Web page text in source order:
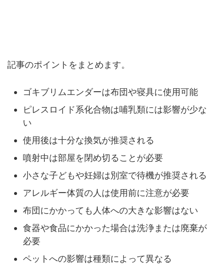
記事のポイントをまとめます。
ゴキブリムエンダーは布団や寝具に使用可能
ピレスロイド系化合物は哺乳類には影響が少な
い
使用後は十分な換気が推奨される
噴射中は部屋を閉め切ることが必要
小さな子どもや妊婦は別室で待機が推奨される
アレルギー体質の人は使用前に注意が必要
布団にかかっても人体への大きな影響はない
食器や食品にかかった場合は洗浄または廃棄が
必要
ペットへの影響は種類によって異なる